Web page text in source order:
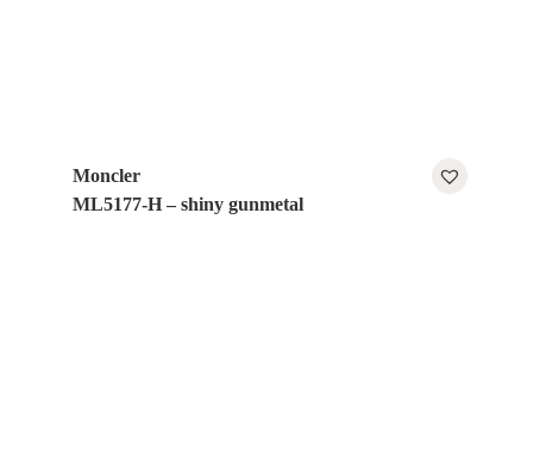
Moncler
ML5177-H – shiny gunmetal